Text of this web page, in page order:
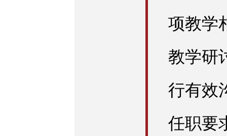
项教学
教学研
行有效
任职要